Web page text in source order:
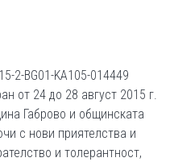
2-BG01-KA105-014449
от 24 до 28 август 2015 г.
Габрово и общинската
с нови приятелства и
и толерантност,